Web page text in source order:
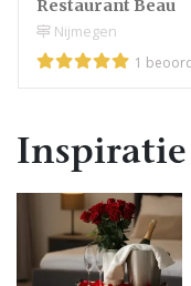
Restaurant Beau
Nijmegen
1
Inspiratie